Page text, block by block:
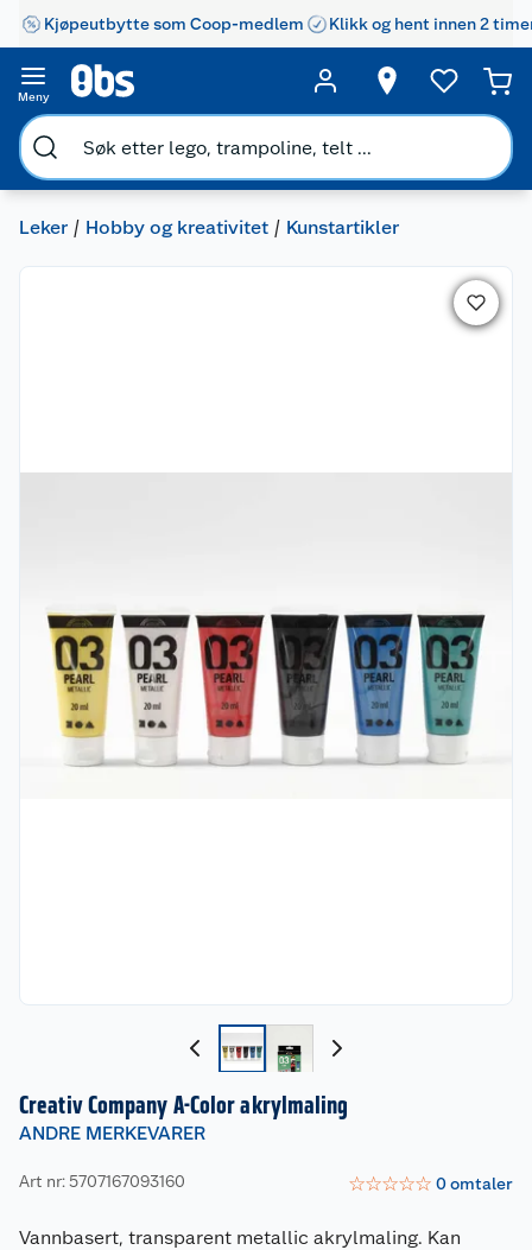
Kjøpeutbytte som Coop-medlem Klikk og hent innen 2
Meny
Leker Hobby og kreativitet Kunstartikler
Creativ Company A-Color akrylmaling
ANDRE MERKEVARER
Art nr: 5707167093160 ☆☆☆☆☆ 0omtaler
Vannbasert, transparent metallic akrylmaling. Kan